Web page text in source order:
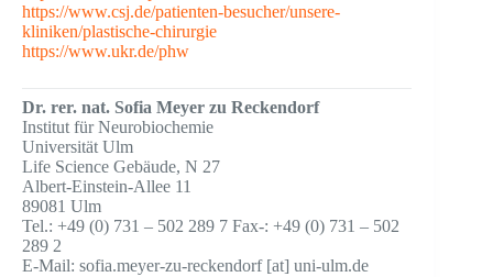
https://www.csj.de/patienten-besucher/unsere-
kliniken/plastische-chirurgie
https://www.ukr.de/phw
Dr. rer. nat. Sofia Meyer zu Reckendorf
Institut für Neurobiochemie
Universität Ulm
Life Science Gebäude, N 27
Albert-Einstein-Allee 11
89081 Ulm
Tel.: +49 (0) 731 – 502 289 7 Fax-: +49 (0) 731 – 502
289 2
E-Mail: sofia.meyer-zu-reckendorf [at] uni-ulm.de